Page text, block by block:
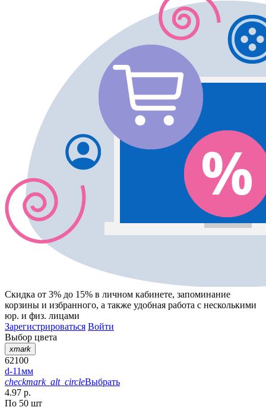
Скидка от 3% до 15% в личном кабинете, запоминание
корзины и избранного, а также удобная работа с несколькими
юр. и физ. лицами
Зарегистрироваться Войти
Выбор цвета
xmark
62100
d-11мм
checkmark_alt_circleВыбрать
4.97 р.
По 50 шт